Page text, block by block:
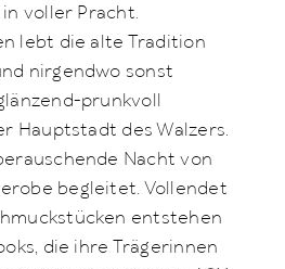
voller Pracht.
lebt die alte Tradition
nirgendwo sonst
prunkvoll
Hauptstadt des Walzers.
Nacht von
begleitet. Vollendet
entstehen
die ihre Trägerinnen